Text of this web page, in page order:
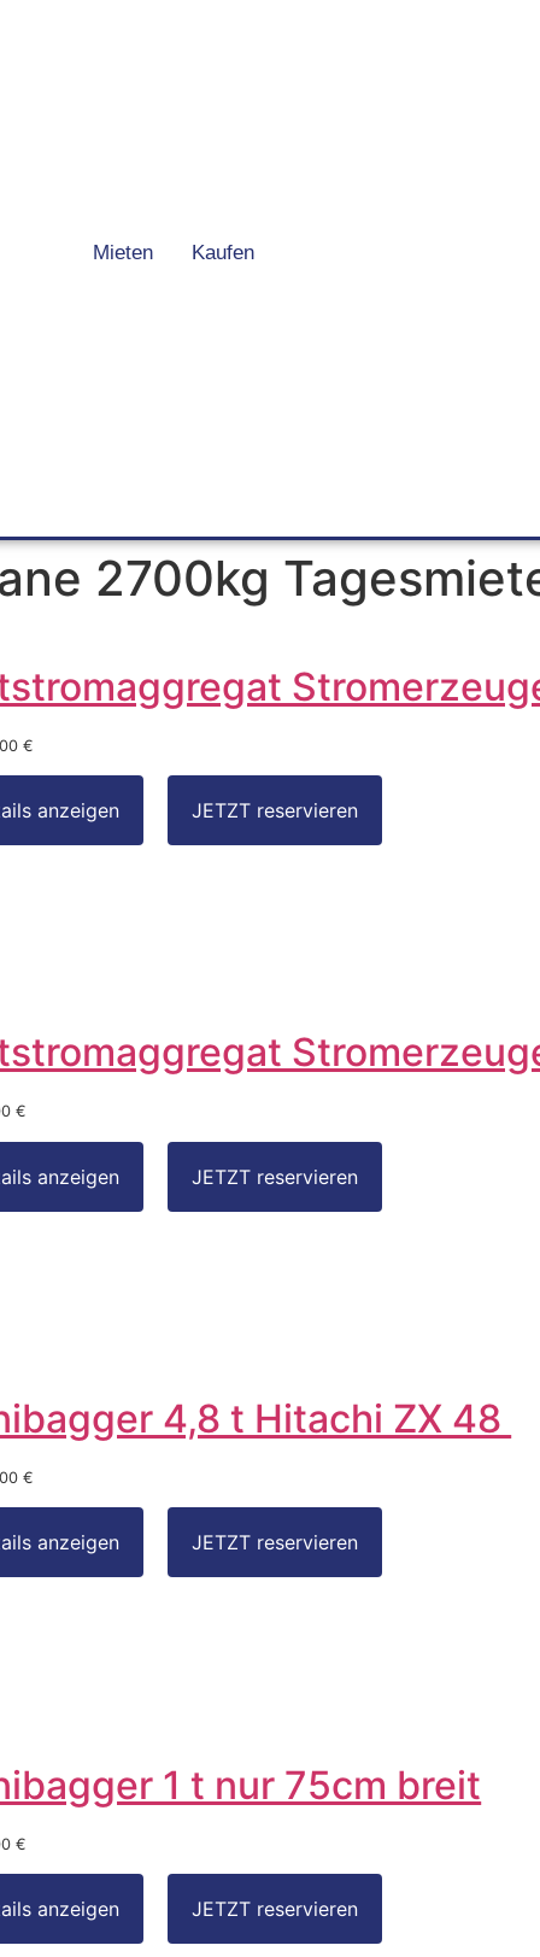
Mieten Kaufen
2700kg
€
€
4,8 t Hitachi ZX 48
€
1 t nur 75cm breit
€